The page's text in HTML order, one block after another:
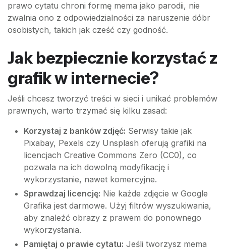
prawo cytatu chroni formę mema jako parodii, nie
zwalnia ono z odpowiedzialności za naruszenie dóbr
osobistych, takich jak cześć czy godność.
Jak bezpiecznie korzystać z
grafik w internecie?
Jeśli chcesz tworzyć treści w sieci i unikać problemów
prawnych, warto trzymać się kilku zasad:
Korzystaj z banków zdjęć: Serwisy takie jak
Pixabay, Pexels czy Unsplash oferują grafiki na
licencjach Creative Commons Zero (CC0), co
pozwala na ich dowolną modyfikację i
wykorzystanie, nawet komercyjne.
Sprawdzaj licencję: Nie każde zdjęcie w Google
Grafika jest darmowe. Użyj filtrów wyszukiwania,
aby znaleźć obrazy z prawem do ponownego
wykorzystania.
Pamiętaj o prawie cytatu: Jeśli tworzysz mema